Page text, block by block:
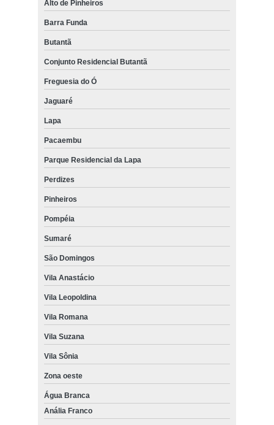
Alto de Pinheiros
Barra Funda
Butantã
Conjunto Residencial Butantã
Freguesia do Ó
Jaguaré
Lapa
Pacaembu
Parque Residencial da Lapa
Perdizes
Pinheiros
Pompéia
Sumaré
São Domingos
Vila Anastácio
Vila Leopoldina
Vila Romana
Vila Suzana
Vila Sônia
Zona oeste
Água Branca
Anália Franco